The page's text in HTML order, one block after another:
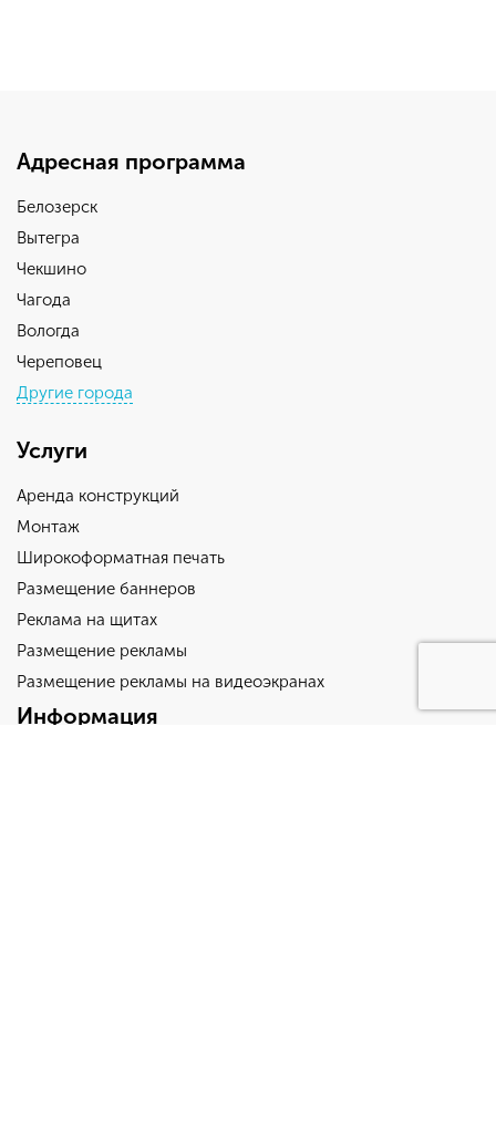
Адресная программа
Белозерск
Вытегра
Чекшино
Чагода
Вологда
Череповец
Другие города
Услуги
Аренда конструкций
Монтаж
Широкоформатная печать
Размещение баннеров
Реклама на щитах
Размещение рекламы
Размещение рекламы на видеоэкранах
Информация